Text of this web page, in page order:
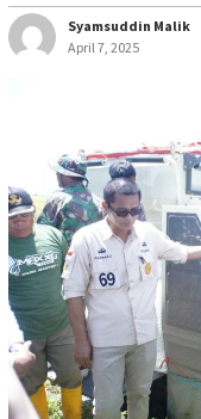
Syamsuddin Malik
April 7, 2025